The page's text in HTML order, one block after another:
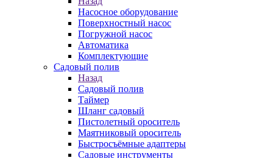
Насосное оборудование
Поверхностный насос
Погружной насос
Автоматика
Комплектующие
Садовый полив
Назад
Садовый полив
Таймер
Шланг садовый
Пистолетный ороситель
Маятниковый ороситель
Быстросъёмные адаптеры
Садовые инструменты